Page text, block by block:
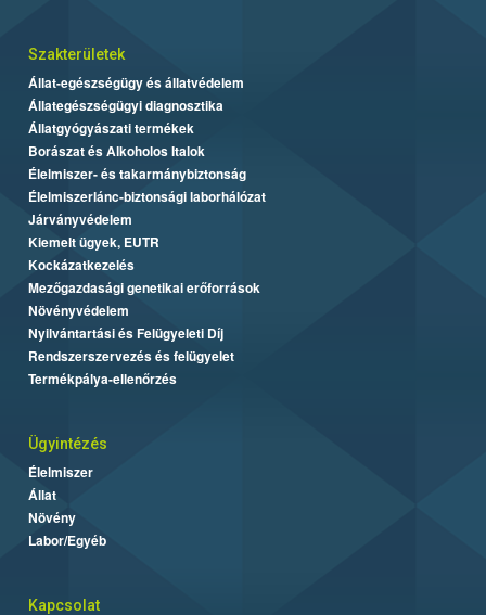
Szakterületek
Állat-egészségügy és állatvédelem
Állategészségügyi diagnosztika
Állatgyógyászati termékek
Borászat és Alkoholos Italok
Élelmiszer- és takarmánybiztonság
Élelmiszerlánc-biztonsági laborhálózat
Járványvédelem
Kiemelt ügyek, EUTR
Kockázatkezelés
Mezőgazdasági genetikai erőforrások
Növényvédelem
Nyilvántartási és Felügyeleti Díj
Rendszerszervezés és felügyelet
Termékpálya-ellenőrzés
Ügyintézés
Élelmiszer
Állat
Növény
Labor/Egyéb
Kapcsolat